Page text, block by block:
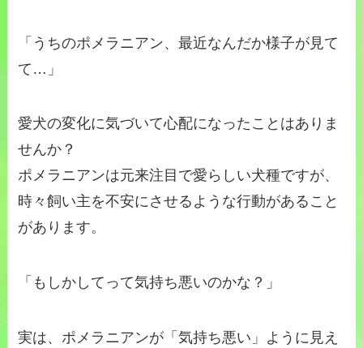
「うちのポメラニアン、最近なんだか様子が見て
て…」
愛犬の変化に気づいて心配になったことはありま
せんか？
ポメラニアンは元来注目で愛らしい犬種ですが、
時々飼い主を不安にさせるような行動があること
があります。
「もしかしてって気持ち悪いのかな？」
実は、ポメラニアンが「気持ち悪い」ように見え